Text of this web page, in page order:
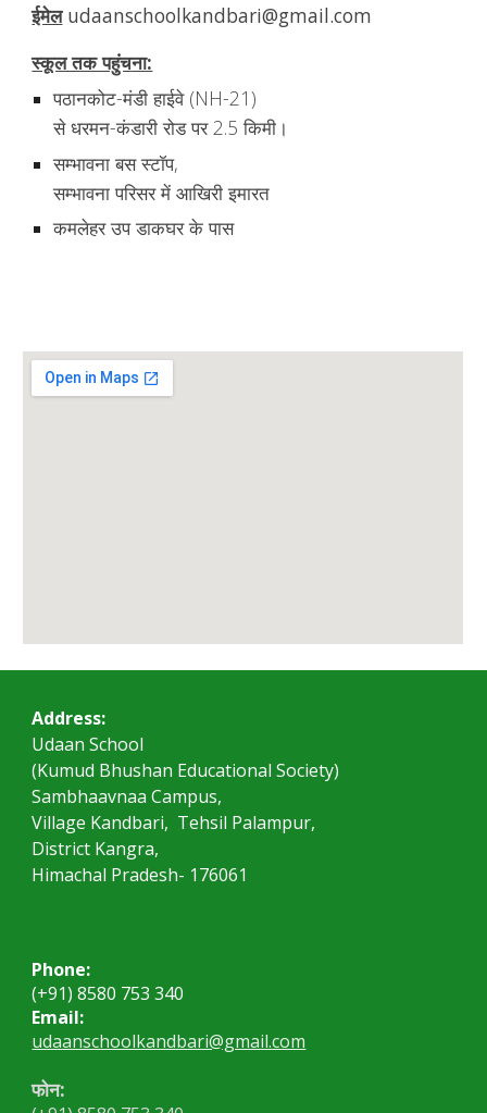
ईमेल udaanschoolkandbari@gmail.com
स्कूल तक पहुंचना:
पठानकोट-मंडी हाईवे (NH-21)
से धरमन-कंडारी रोड पर 2.5 किमी।
सम्भावना बस स्टॉप,
सम्भावना परिसर में आखिरी इमारत
कमलेहर उप डाकघर के पास
Address:
Udaan School
(Kumud Bhushan Educational Society)
Sambhaavnaa Campus,
Village Kandbari,  Tehsil Palampur,
District Kangra,
Himachal Pradesh- 176061
Phone:
(+91) 8580 753 340
Email:
udaanschoolkandbari@gmail.com
फोन: